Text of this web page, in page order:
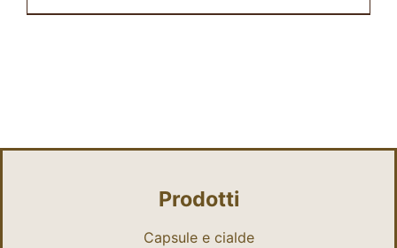
Prodotti
Capsule e cialde